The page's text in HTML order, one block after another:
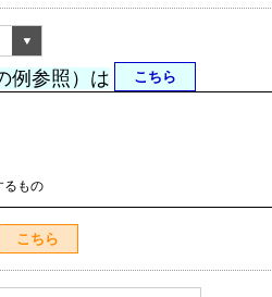
例参照）は こちら
もの
こちら